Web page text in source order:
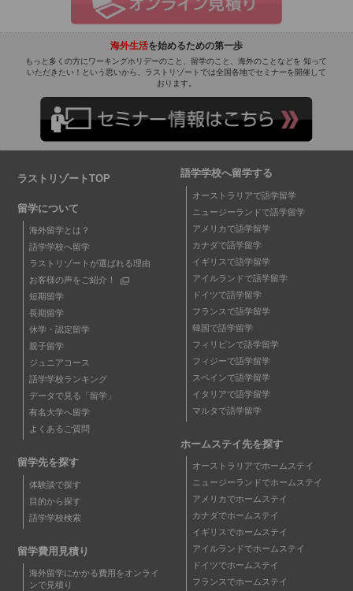
海外生活を始めるための第一歩
もっと多くの方にワーキングホリデーのこと、留学のこと、海外のことなどを 知って
いただきたい！という思いから、ラストリゾートでは全国各地でセミナーを開催して
おります。
ラストリゾートTOP
留学について
海外留学とは？
語学学校へ留学
ラストリゾートが選ばれる理由
お客様の声をご紹介！
短期留学
長期留学
休学・認定留学
親子留学
ジュニアコース
語学学校ランキング
データで見る「留学」
有名大学へ留学
よくあるご質問
留学先を探す
体験談で探す
目的から探す
語学学校検索
留学費用見積り
海外留学にかかる費用をオンライ
ンで見積り
語学学校へ留学する
オーストラリアで語学留学
ニュージーランドで語学留学
アメリカで語学留学
カナダで語学留学
イギリスで語学留学
アイルランドで語学留学
ドイツで語学留学
フランスで語学留学
韓国で語学留学
フィリピンで語学留学
フィジーで語学留学
スペインで語学留学
イタリアで語学留学
マルタで語学留学
ホームステイ先を探す
オーストラリアでホームステイ
ニュージーランドでホームステイ
アメリカでホームステイ
カナダでホームステイ
イギリスでホームステイ
アイルランドでホームステイ
ドイツでホームステイ
フランスでホームステイ